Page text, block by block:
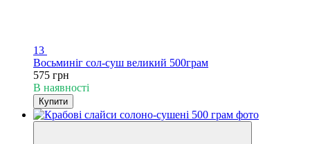
13
Восьминіг сол-суш великий 500грам
575 грн
В наявності
Купити